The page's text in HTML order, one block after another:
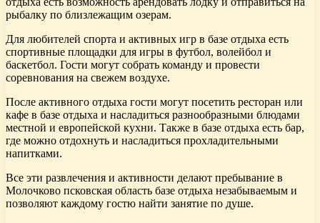
рыбалку по близлежащим озерам.
Для любителей спорта и активных игр в базе отдыха есть
спортивные площадки для игры в футбол, волейбол и
баскетбол. Гости могут собрать команду и провести
соревнования на свежем воздухе.
После активного отдыха гости могут посетить ресторан или
кафе в базе отдыха и насладиться разнообразными блюдами
местной и европейской кухни. Также в базе отдыха есть бар,
где можно отдохнуть и насладиться прохладительными
напитками.
Все эти развлечения и активности делают пребывание в
Молочково псковская область базе отдыха незабываемым и
позволяют каждому гостю найти занятие по душе.